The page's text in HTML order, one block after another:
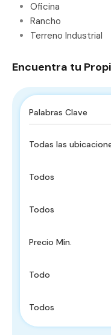
Oficina
Rancho
Terreno Industrial
Encuentra tu
Todas las
Todos
Todos
Precio Mín.
Todo
Todos